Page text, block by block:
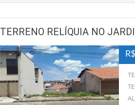
TERRENO RELÍQUIA NO